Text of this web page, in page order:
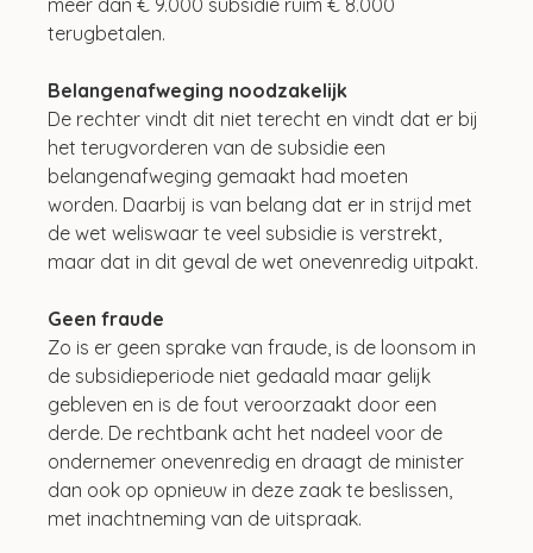
terugbetalen.
Belangenafweging noodzakelijk
De rechter vindt dit niet terecht en vindt dat er bij
het terugvorderen van de subsidie een
belangenafweging gemaakt had moeten
worden. Daarbij is van belang dat er in strijd met
de wet weliswaar te veel subsidie is verstrekt,
maar dat in dit geval de wet onevenredig uitpakt.
Geen fraude
Zo is er geen sprake van fraude, is de loonsom in
de subsidieperiode niet gedaald maar gelijk
gebleven en is de fout veroorzaakt door een
derde. De rechtbank acht het nadeel voor de
ondernemer onevenredig en draagt de minister
dan ook op opnieuw in deze zaak te beslissen,
met inachtneming van de uitspraak.